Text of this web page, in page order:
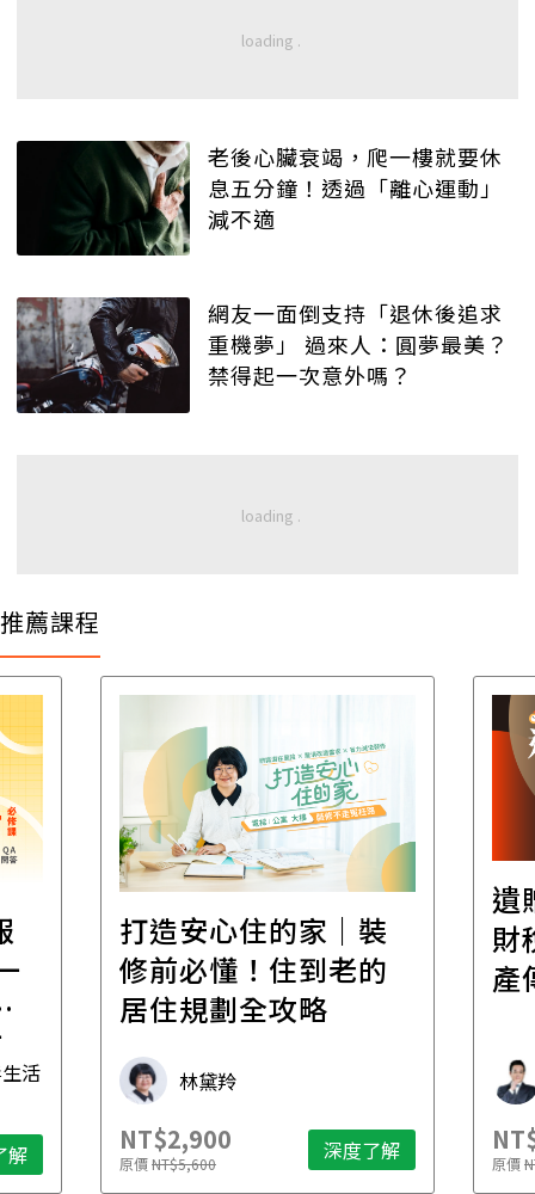
老後心臟衰竭，爬一樓就要休
息五分鐘！透過「離心運動」
減不適
網友一面倒支持「退休後追求
重機夢」 過來人：圓夢最美？
禁得起一次意外嗎？
推薦課程
活
解
打造安心住的家｜裝
修前必懂！住到老的
居住規劃全攻略
林黛羚
NT$2,900
原價NT$5,600 深度了解
遺
財
產
原價